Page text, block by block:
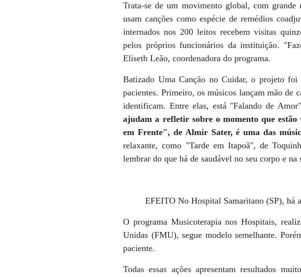
Trata-se de um movimento global, com
usam canções como espécie de remédios
internados nos 200 leitos recebem visitas
pelos próprios funcionários da instituição.
Eliseth Leão, coordenadora do programa.
Batizado Uma Canção no Cuidar, o projeto foi
pacientes. Primeiro, os músicos lançam mão de
identificam. Entre elas, está "Falando de
ajudam a refletir sobre o momento que
em Frente", de Almir Sater, é uma das
relaxante, como "Tarde em Itapoã", de
lembrar do que há de saudável no seu corpo e
EFEITO No Hospital Samaritano (SP), há
O programa Musicoterapia nos Hospitais,
Unidas (FMU), segue modelo semelhante.
paciente.
Todas essas ações apresentam resultados